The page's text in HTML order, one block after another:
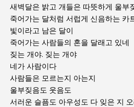
새벽달은 밝고 개들은 따뜻하게 울부
죽어가는 달처럼 서럽게 신음하는 카
빛이라고 남은 달이
죽어가는 사람들의 혼을 달래고 있네
짖는 개야. 짖는 개야
네가 사람이다
사람들은 모르는지 아는지
울부짖음도 웃음도
서러운 슬픔도 아우성도 다 잊은 지